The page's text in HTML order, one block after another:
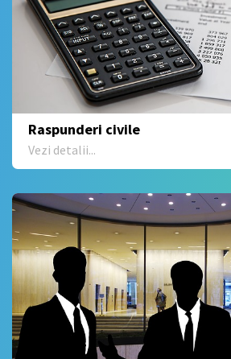
Raspunderi civile
Vezi detalii...